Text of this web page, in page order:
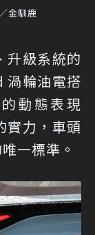
金馴鹿
升級系統的
輪油電搭
動態表現
實力，車頭
一標準。